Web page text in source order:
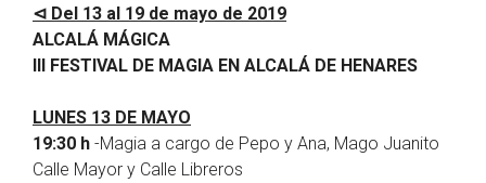
⊲ Del 13 al 19 de mayo de 2019
ALCALÁ MÁGICA
III FESTIVAL DE MAGIA EN ALCALÁ DE HENARES
LUNES 13 DE MAYO
19:30 h -Magia a cargo de Pepo y Ana, Mago Juanito
Calle Mayor y Calle Libreros